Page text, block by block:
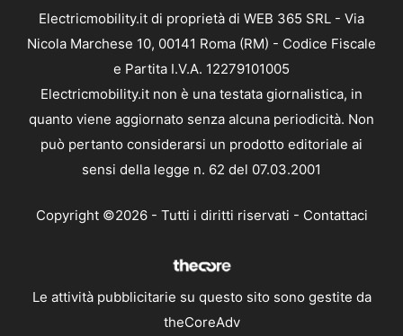
Electricmobility.it di proprietà di WEB 365 SRL - Via
Nicola Marchese 10, 00141 Roma (RM) - Codice Fiscale
e Partita I.V.A. 12279101005
Electricmobility.it non è una testata giornalistica, in
quanto viene aggiornato senza alcuna periodicità. Non
può pertanto considerarsi un prodotto editoriale ai
sensi della legge n. 62 del 07.03.2001
Copyright ©2026 - Tutti i diritti riservati - Contattaci
Le attività pubblicitarie su questo sito sono gestite da
theCoreAdv